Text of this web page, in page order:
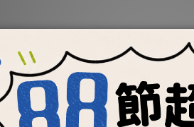
骨餅新手限定】任選
300元起 (每位會員限